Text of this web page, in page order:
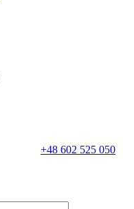
+48 602 525 050